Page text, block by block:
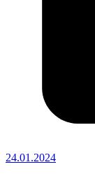
24.01.2024